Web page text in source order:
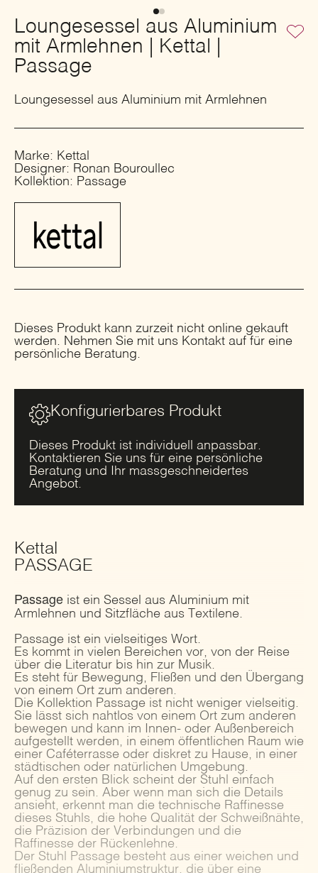
Loungesessel aus Aluminium
mit Armlehnen | Kettal |
Passage
Loungesessel aus Aluminium mit Armlehnen
Marke: Kettal
Designer: Ronan Bouroullec
Kollektion: Passage
Dieses Produkt kann zurzeit nicht online gekauft
werden. Nehmen Sie mit uns Kontakt auf für eine
persönliche Beratung.
Konfigurierbares Produkt
Dieses Produkt ist individuell anpassbar.
Kontaktieren Sie uns für eine persönliche
Beratung und Ihr massgeschneidertes
Angebot.
Kettal
PASSAGE
Passage ist ein Sessel aus Aluminium mit
Armlehnen und Sitzfläche aus Textilene.
Passage ist ein vielseitiges Wort.
Es kommt in vielen Bereichen vor, von der Reise
über die Literatur bis hin zur Musik.
Es steht für Bewegung, Fließen und den Übergang
von einem Ort zum anderen.
Die Kollektion Passage ist nicht weniger vielseitig.
Sie lässt sich nahtlos von einem Ort zum anderen
bewegen und kann im Innen- oder Außenbereich
aufgestellt werden, in einem öffentlichen Raum wie
einer Caféterrasse oder diskret zu Hause, in einer
städtischen oder natürlichen Umgebung.
Auf den ersten Blick scheint der Stuhl einfach
genug zu sein. Aber wenn man sich die Details
ansieht, erkennt man die technische Raffinesse
dieses Stuhls, die hohe Qualität der Schweißnähte,
die Präzision der Verbindungen und die
Raffinesse der Rückenlehne.
Der Stuhl Passage besteht aus einer weichen und
fließenden Aluminiumstruktur, die über eine